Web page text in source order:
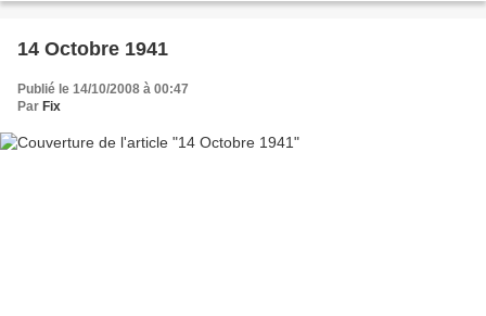
14 Octobre 1941
Publié le 14/10/2008 à 00:47
Par Fix